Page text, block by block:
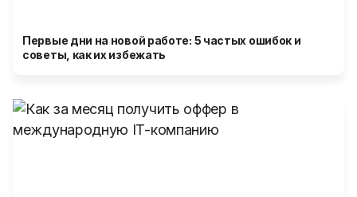
Первые дни на новой работе: 5 частых ошибок и
советы, как их избежать